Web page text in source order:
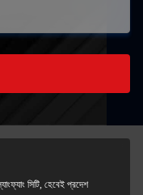
সিটি, হেবেই প্রদেশ